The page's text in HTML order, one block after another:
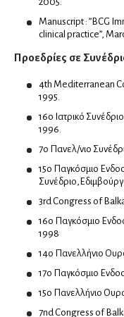
Χειρουργική ώμου
Χειρουργοί Ισχίου Γόνατος
Χειρουργοί σπονδυλικής
Ουρολόγοι
Ανδρολόγοι
Ρομποτική ουρολογία
Οφθαλμίατροι
Αισθητική Ιατρική
Παιδοοφθαλμίατροι
Παθολόγοι
Διαβητολόγοι
Ειδικοί παθολόγοι
Manuscript : ”BCG
clinical practice”,
Προεδρίες σε
4th Mediterranean
1995.
16o Ιατρικό
1996.
7ο Πανελ/νιο
15o Παγκόσμιο
3rd Congress of
16o Παγκόσμιο
1998
14ο Πανελλήνιο
17ο Παγκόσμιο
15o Πανελλήνιο
7nd Congress of